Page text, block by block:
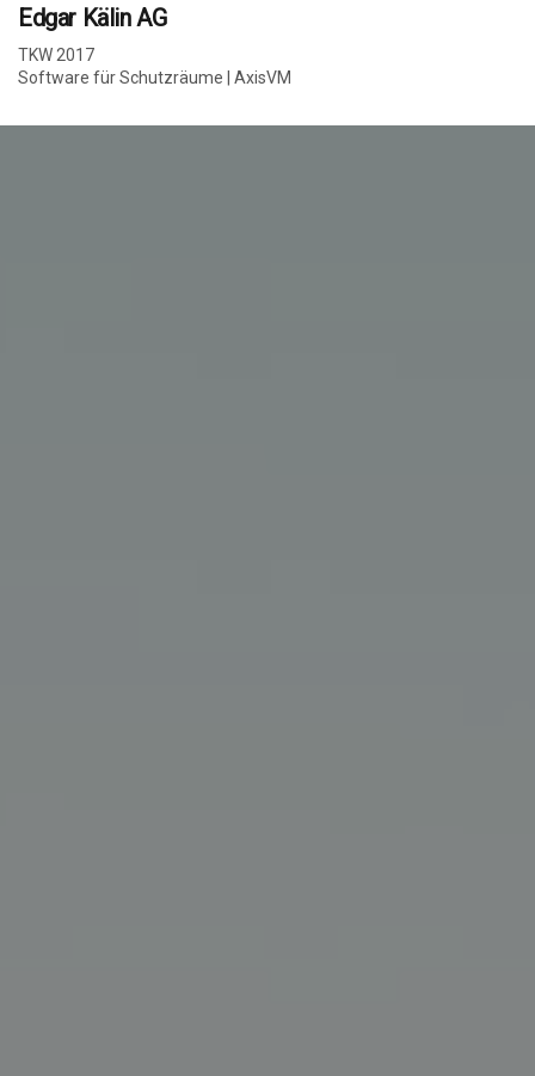
Edgar Kälin AG
TKW 2017
Software für Schutzräume | AxisVM